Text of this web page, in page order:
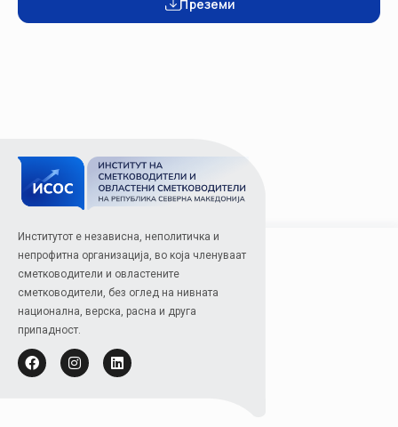
Преземи
Институтот е независна, неполитичка и
непрофитна организација, во која членуваат
сметководители и овластените
сметководители, без оглед на нивната
национална, верска, расна и друга
припадност.